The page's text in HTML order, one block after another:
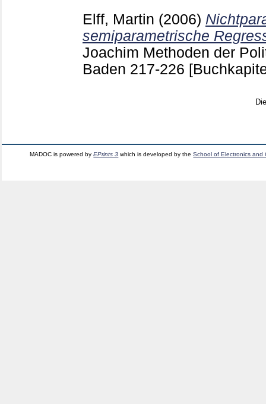
Elff, Martin (2006)
semiparametrische
Joachim Methoden der
Baden 217-226
MADOC is powered byEPrints 3 which is developed by theSchool of Electronics and